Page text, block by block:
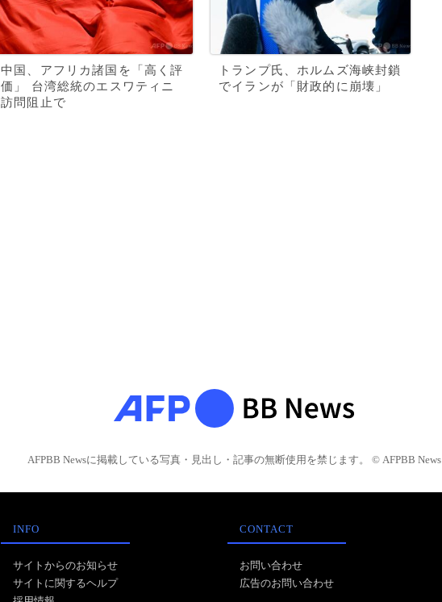
中国、アフリカ諸国を「高く評
価」 台湾総統のエスワティニ
訪問阻止で
トランプ氏、ホルムズ海峡封鎖
でイランが「財政的に崩壊」
AFPBB Newsに掲載している写真・見出し・記事の無断使用を禁じます。 © AFPBB News
INFO
サイトからのお知らせ
サイトに関するヘルプ
CONTACT
お問い合わせ
広告のお問い合わせ